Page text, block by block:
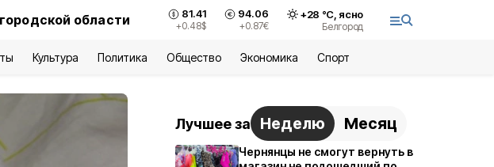
области 81.41
+0.48$
94.06
+0.87€
+28 °С, ясно
Белгород
Культура Политика Общество Экономика Спорт
Лучшее за Неделю Месяц
Чернянцы не смогут вернуть в